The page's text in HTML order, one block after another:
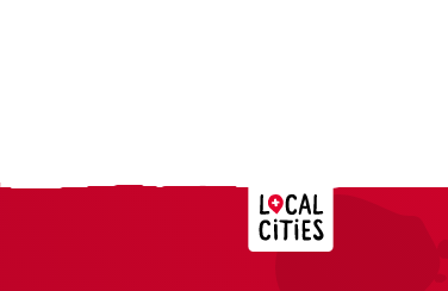
Localcities